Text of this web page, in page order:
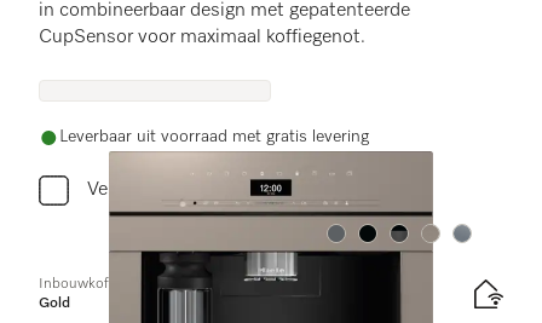
in combineerbaar design met gepatenteerde
CupSensor voor maximaal koffiegenot.
Leverbaar uit voorraad met gratis levering
Vergelijken
Kleur:Kleur:Kleur:Kleur:Kleur:
Inbouwkoffiemachine
Gold